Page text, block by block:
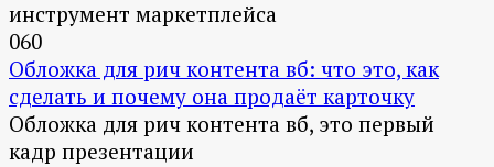
инструмент маркетплейса
060
Обложка для рич контента вб: что это, как
сделать и почему она продаёт карточку
Обложка для рич контента вб, это первый
кадр презентации